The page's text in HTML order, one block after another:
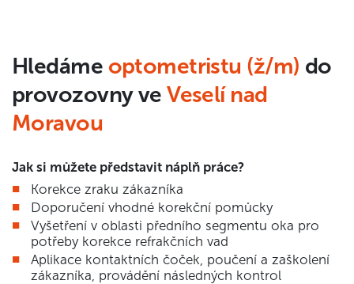
Hledáme optometristu (ž/m) do
provozovny veVeselí nad
Moravou
Jak si můžete představit náplň práce?
Korekce zraku zákazníka
Doporučení vhodné korekční pomůcky
Vyšetření v oblasti předního segmentu oka pro
potřeby korekce refrakčních vad
Aplikace kontaktních čoček, poučení a zaškolení
zákazníka, provádění následných kontrol